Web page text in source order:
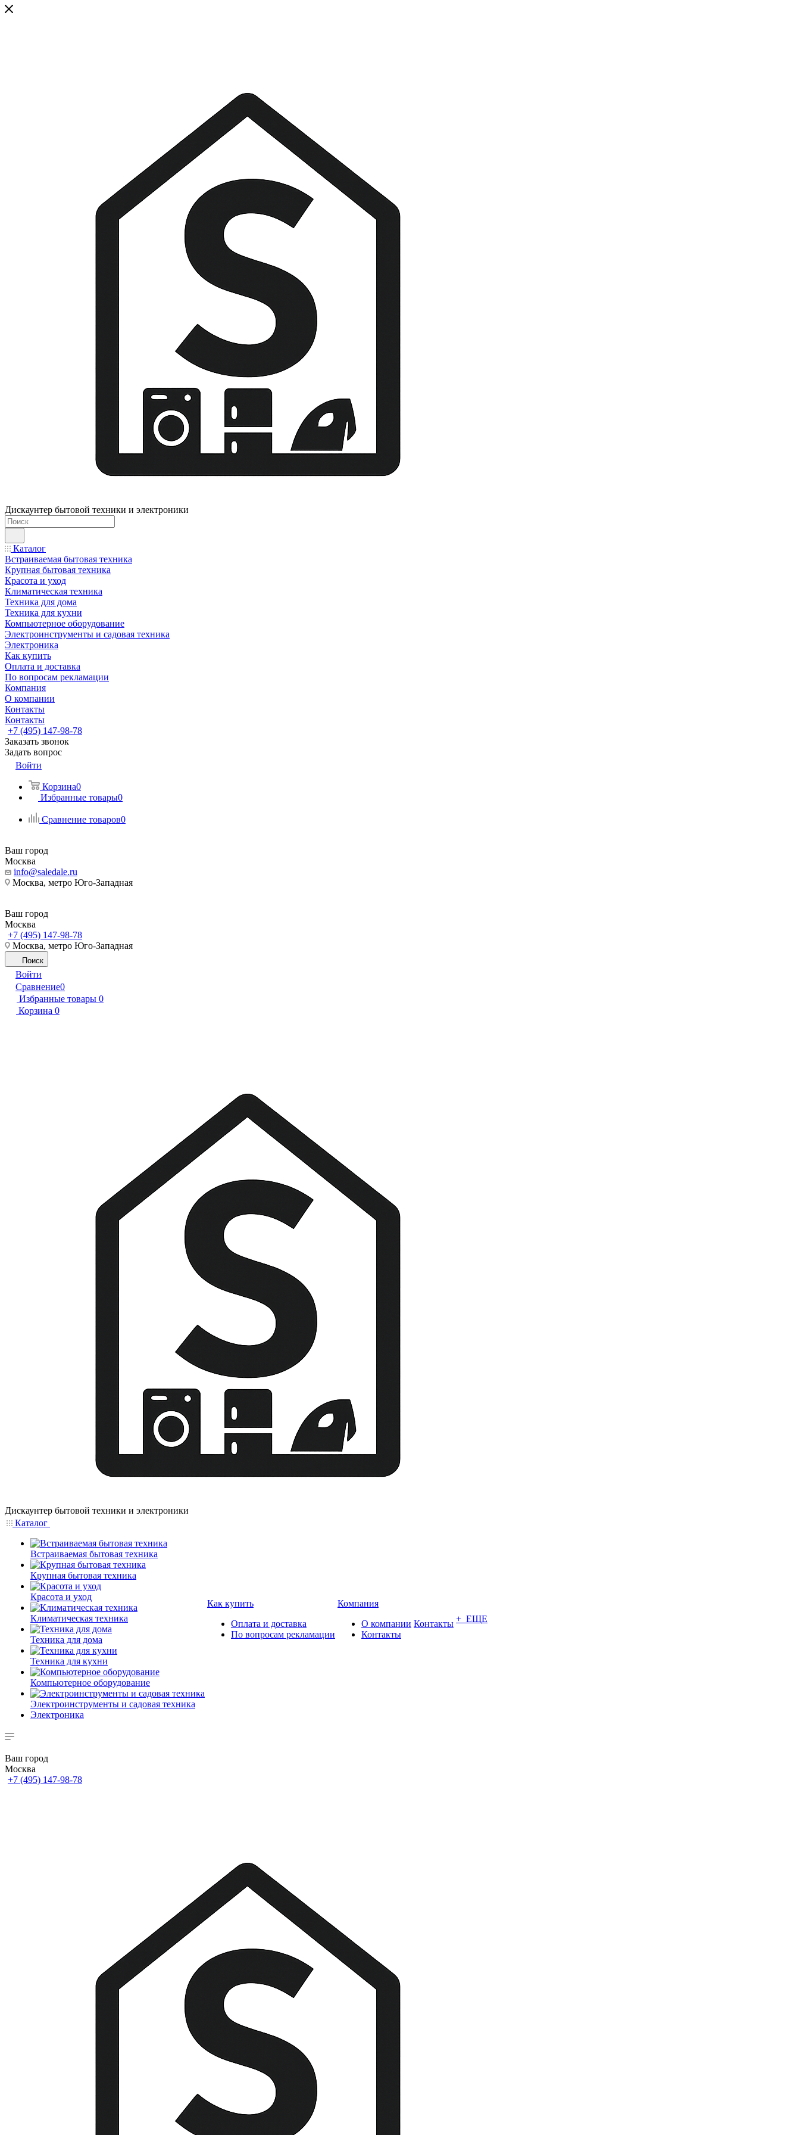
Дискаунтер бытовой техники и электроники
Каталог
Встраиваемая бытовая техника
Крупная бытовая техника
Красота и уход
Климатическая техника
Техника для дома
Техника для кухни
Компьютерное оборудование
Электроинструменты и садовая техника
Электроника
Как купить
Оплата и доставка
По вопросам рекламации
Компания
О компании
Контакты
Контакты
+7 (495) 147-98-78
Заказать звонок
Задать вопрос
Войти
Корзина0
Избранные товары0
Сравнение товаров0
Ваш город
Москва
info@saledale.ru
Москва, метро Юго-Западная
Ваш город
Москва
+7 (495) 147-98-78
Москва, метро Юго-Западная
Поиск
Войти
Сравнение0
Избранные товары 0
Корзина 0
Дискаунтер бытовой техники и электроники
Каталог
Встраиваемая бытовая техника
Крупная бытовая техника
Красота и уход
Климатическая техника
Техника для дома
Техника для кухни
Компьютерное оборудование
Электроинструменты и садовая техника
Электроника
Как купить
Оплата и доставка
По вопросам рекламации
Компания
О компании
Контакты
Контакты + ЕЩЕ
Ваш город
Москва
+7 (495) 147-98-78